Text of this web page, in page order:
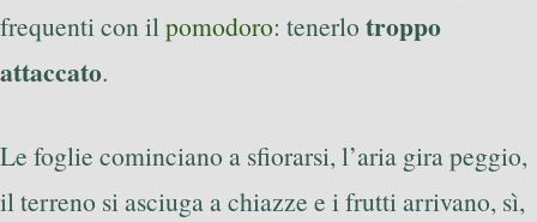
frequenti con ilpomodoro: tenerlo troppo
attaccato.
Le foglie cominciano a sfiorarsi, l’aria gira peggio,
il terreno si asciuga a chiazze e i frutti arrivano, sì,